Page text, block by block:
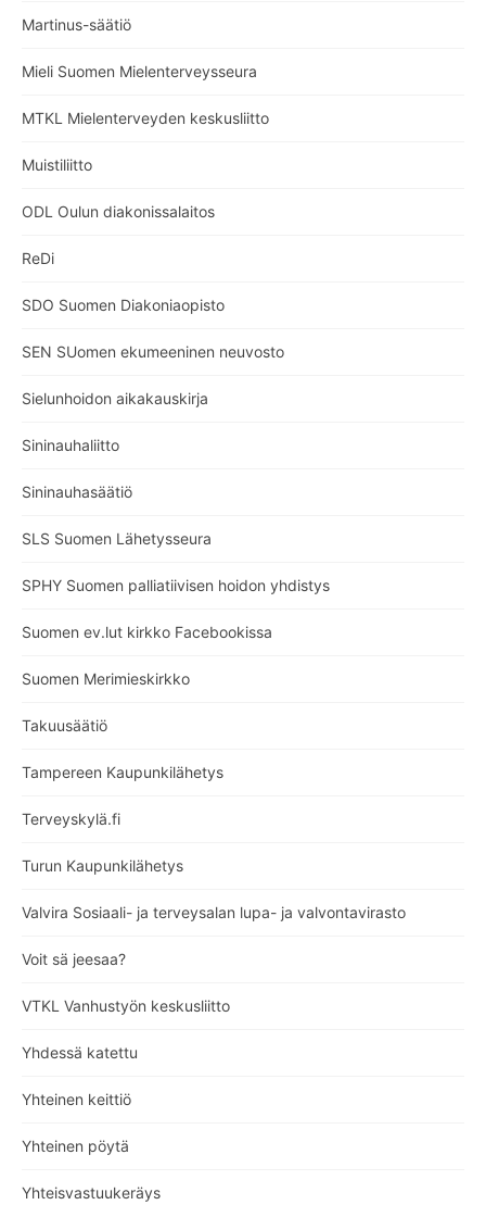
Martinus-säätiö
Mieli Suomen Mielenterveysseura
MTKL Mielenterveyden keskusliitto
Muistiliitto
ODL Oulun diakonissalaitos
ReDi
SDO Suomen Diakoniaopisto
SEN SUomen ekumeeninen neuvosto
Sielunhoidon aikakauskirja
Sininauhaliitto
Sininauhasäätiö
SLS Suomen Lähetysseura
SPHY Suomen palliatiivisen hoidon yhdistys
Suomen ev.lut kirkko Facebookissa
Suomen Merimieskirkko
Takuusäätiö
Tampereen Kaupunkilähetys
Terveyskylä.fi
Turun Kaupunkilähetys
Valvira Sosiaali- ja terveysalan lupa- ja valvontavirasto
Voit sä jeesaa?
VTKL Vanhustyön keskusliitto
Yhdessä katettu
Yhteinen keittiö
Yhteinen pöytä
Yhteisvastuukeräys